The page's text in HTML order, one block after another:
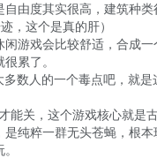
自由度其实很高，建筑种
，这个是真的肝）
游戏会比较舒适，合成
累了。
多数人的一个毒点吧，就
能关，这个游戏核心就是
是纯粹一群无头苍蝇，根